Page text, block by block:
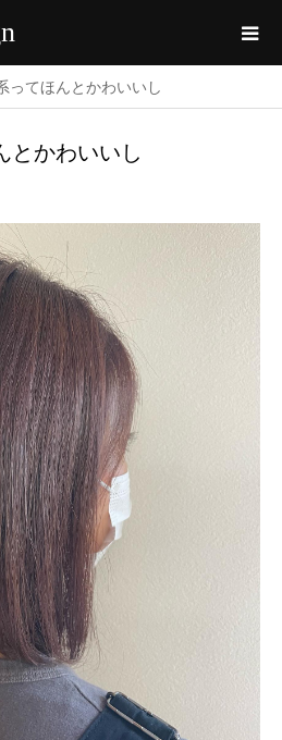
ってほんとかわいいし
とかわいいし